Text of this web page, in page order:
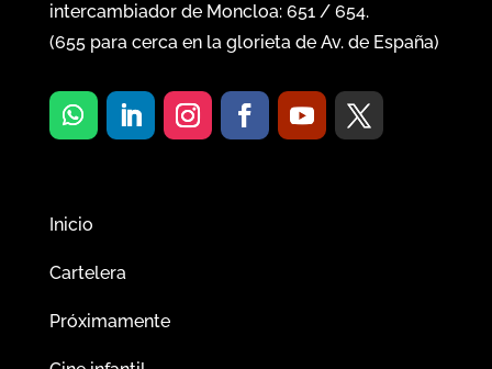
intercambiador de Moncloa: 651/ 654.
(655para cerca en la glorieta de Av. de España)
Inicio
Cartelera
Próximamente